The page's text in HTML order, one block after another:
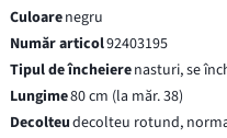
Culoarenegru
Număr articol92403195
Tipul de încheierenasturi, se
Lungime80 cm (la măr. 38)
Decolteudecolteu rotund,